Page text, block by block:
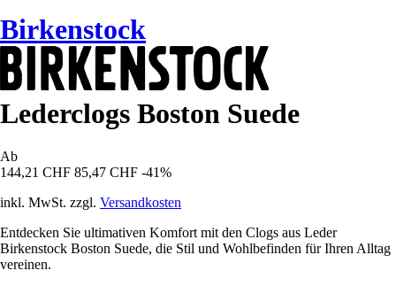
Birkenstock
Lederclogs Boston Suede
Ab
144,21 CHF 85,47 CHF -41%
inkl. MwSt. zzgl. Versandkosten
Entdecken Sie ultimativen Komfort mit den Clogs aus Leder
Birkenstock Boston Suede, die Stil und Wohlbefinden für Ihren Alltag
vereinen.